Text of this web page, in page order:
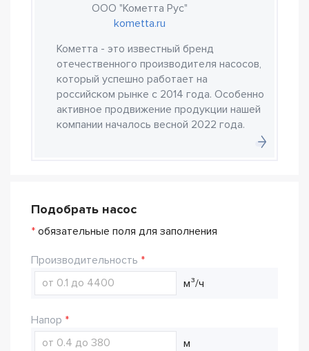
ООО "Кометта Рус"
kometta.ru
Кометта - это известный бренд
отечественного производителя насосов,
который успешно работает на
российском рынке с 2014 года. Особенно
активное продвижение продукции нашей
компании началось весной 2022 года.
Подобрать насос
* обязательные поля для заполнения
Производительность
м³/ч
Напор
м